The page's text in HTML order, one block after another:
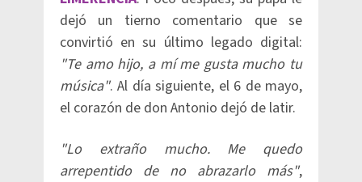
dejó un tierno comentario que se
convirtió en su último legado digital:
"Te amo hijo, a mí me gusta mucho tu
música". Al día siguiente, el 6 de mayo,
el corazón de don Antonio dejó de latir.
"Lo extraño mucho. Me quedo
arrepentido de no abrazarlo más",